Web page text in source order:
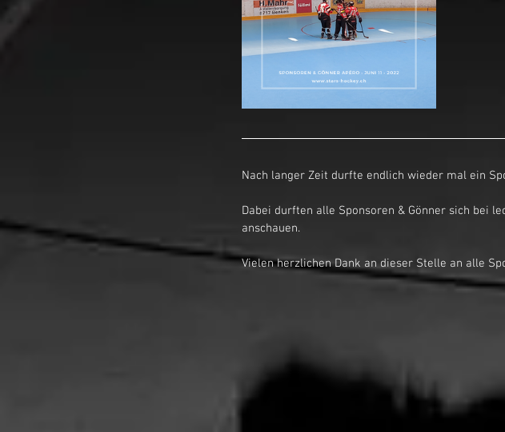
Nach langer Zeit durfte endlich wieder mal ein
Dabei durften alle Sponsoren & Gönner sich bei
anschauen.
Vielen herzlichen Dank an dieser Stelle an alle